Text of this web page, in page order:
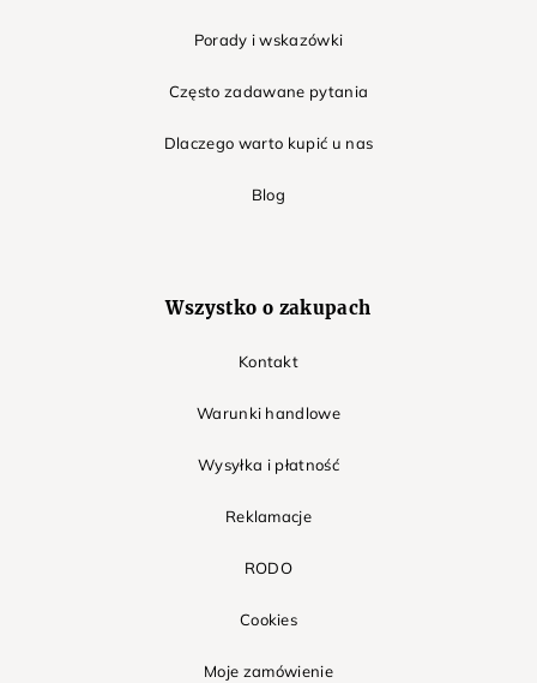
Porady i wskazówki
Często zadawane pytania
Dlaczego warto kupić u nas
Blog
Wszystko o zakupach
Kontakt
Warunki handlowe
Wysyłka i płatność
Reklamacje
RODO
Cookies
Moje zamówienie